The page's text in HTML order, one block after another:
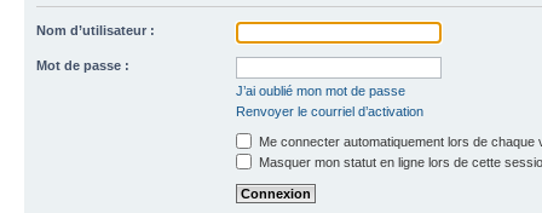
Nom d’utilisateur :
Mot de passe :
J’ai oublié mon mot de passe
Renvoyer le courriel d’activation
Me connecter automatiquement lors de chaque
Masquer mon statut en ligne lors de cette